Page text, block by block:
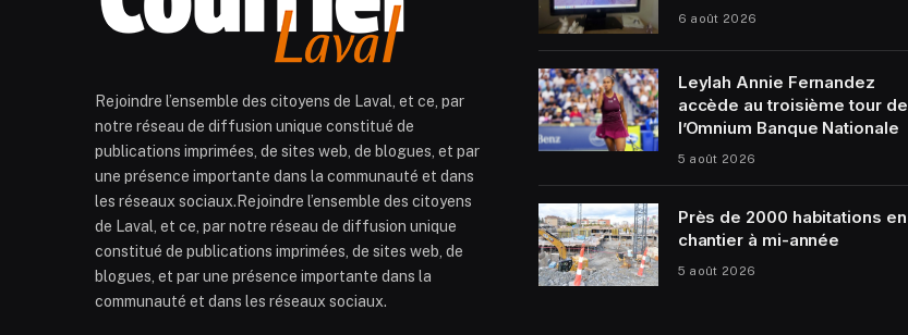
Rejoindre l’ensemble des citoyens de Laval, et ce, par
notre réseau de diffusion unique constitué de
publications imprimées, de sites web, de blogues, et par
une présence importante dans la communauté et dans
les réseaux sociaux.Rejoindre l’ensemble des citoyens
de Laval, et ce, par notre réseau de diffusion unique
constitué de publications imprimées, de sites web, de
blogues, et par une présence importante dans la
communauté et dans les réseaux sociaux.
6 août 2026
Leylah Annie Fernandez
accède au troisième tour de
l’Omnium Banque Nationale
5 août 2026
Près de 2000 habitations en
chantier à mi-année
5 août 2026